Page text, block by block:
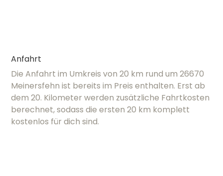
Anfahrt
Die Anfahrt im Umkreis von 20 km rund um 26670
Meinersfehn ist bereits im Preis enthalten. Erst ab
dem 20. Kilometer werden zusätzliche Fahrtkosten
berechnet, sodass die ersten 20 km komplett
kostenlos für dich sind.